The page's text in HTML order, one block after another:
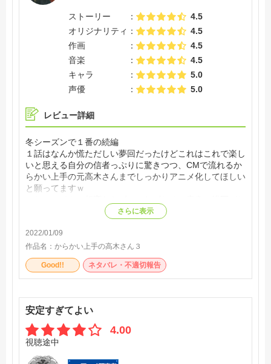
ストーリー
4.5
オリジナリティ
4.5
作画
4.5
音楽
4.5
キャラ
5.0
声優
5.0
レビュー詳細
冬シーズンで１番の続編
１話はなんか慌ただしい夢回だったけどこれはこれで楽し
いと思える自分の信者っぷりに驚きつつ、CMで流れるか
らかい上手の元高木さんまでしっかりアニメ化してほしい
と願ってますｗ
さらに表示
2022/01/09
作品名： からかい上手の高木さん３
Good!! ネタバレ・不適切報告
安定すぎてよい
4.00
視聴途中